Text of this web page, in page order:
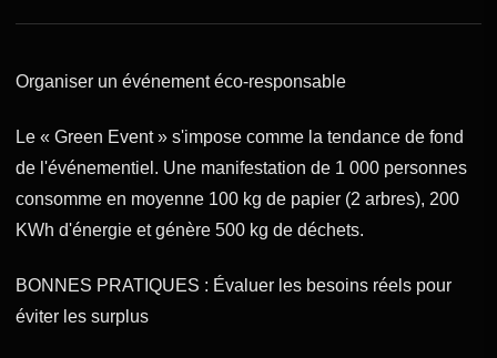
Organiser un événement éco-responsable
Le « Green Event » s'impose comme la tendance de fond
de l'événementiel. Une manifestation de 1 000 personnes
consomme en moyenne 100 kg de papier (2 arbres), 200
KWh d'énergie et génère 500 kg de déchets.
BONNES PRATIQUES : Évaluer les besoins réels pour
éviter les surplus